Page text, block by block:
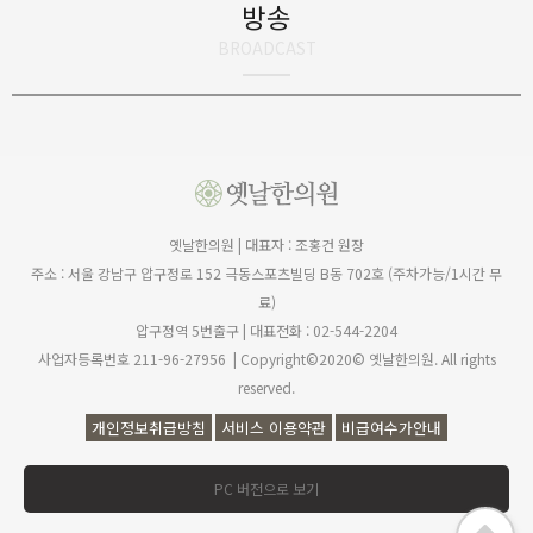
공황장애 한방으로 고친다
방송
옛날한의원 | 대표자 : 조홍건 원장
주소 : 서울 강남구 압구정로 152 극동스포츠빌딩 B동 702호 (주차가능/1시간 무
료)
압구정역 5번출구 | 대표전화 : 02-544-2204
사업자등록번호 211-96-27956 | Copyright©2020© 옛날한의원. All rights
reserved.
개인정보취급방침 서비스 이용약관 비급여수가안내
PC 버전으로 보기